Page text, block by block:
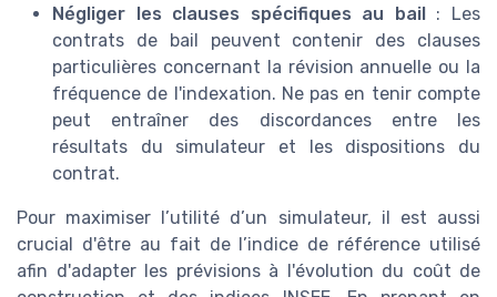
Négliger les clauses spécifiques au bail
: Les
contrats de bail peuvent contenir des clauses
particulières concernant la révision annuelle ou la
fréquence de l'indexation. Ne pas en tenir compte
peut entraîner des discordances entre les
résultats du simulateur et les dispositions du
contrat.
Pour maximiser l’utilité d’un simulateur, il est aussi
crucial d'être au fait de l’indice de référence utilisé
afin d'adapter les prévisions à l'évolution du coût de